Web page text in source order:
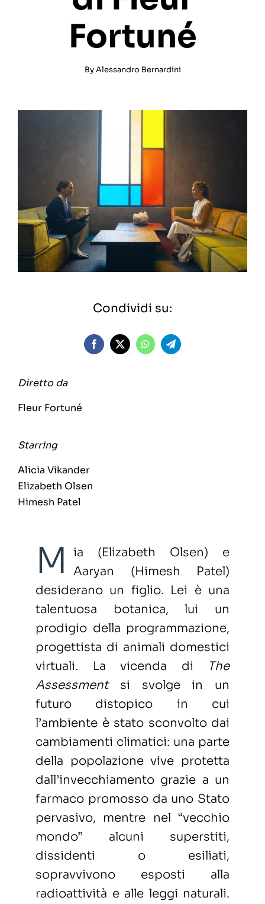
Fortuné
ByAlessandro Bernardini
Condividi su:
Diretto da
Fleur Fortuné
Starring
Alicia Vikander
Elizabeth Olsen
Himesh Patel
M
ia (Elizabeth Olsen) e
Aaryan (Himesh Patel)
desiderano un figlio. Lei è una
talentuosa botanica, lui un
prodigio della programmazione,
progettista di animali domestici
virtuali. La vicenda di
The
Assessmentsi svolge in un
futuro distopico in cui
l’ambiente è stato sconvolto dai
cambiamenti climatici: una parte
della popolazione vive protetta
dall’invecchiamento grazie a un
farmaco promosso da uno Stato
pervasivo, mentre nel “vecchio
mondo” alcuni superstiti,
dissidenti o esiliati,
sopravvivono esposti alla
radioattività e alle leggi naturali.